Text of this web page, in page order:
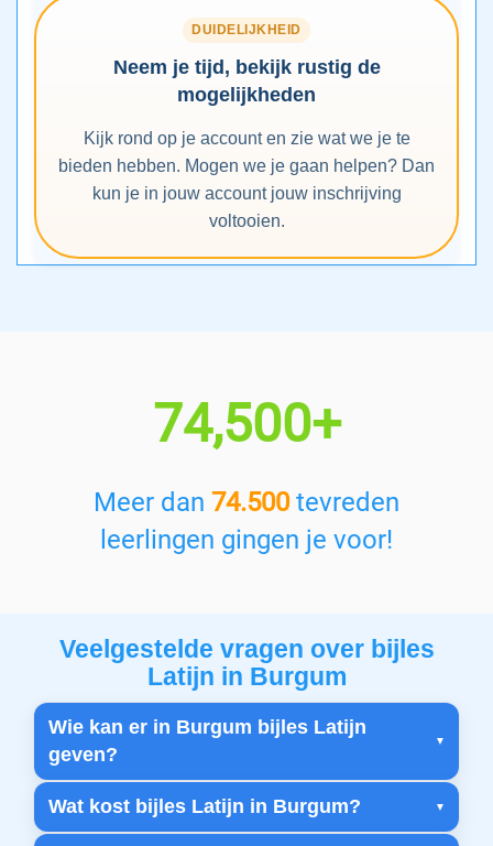
DUIDELIJKHEID
Neem je tijd, bekijk rustig de
mogelijkheden
Kijk rond op je account en zie wat we je te
bieden hebben. Mogen we je gaan helpen? Dan
kun je in jouw account jouw inschrijving
voltooien.
74,500+
Meer dan 74.500tevreden
leerlingen gingen je voor!
Veelgestelde vragen over bijles
Latijn in Burgum
Wie kan er in Burgum bijles Latijn
geven?
Wat kost bijles Latijn in Burgum?